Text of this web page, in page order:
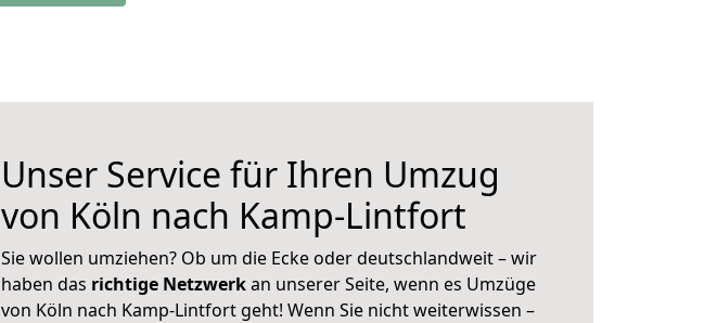
Unser Service für Ihren Umzug
von Köln nach Kamp-Lintfort
Sie wollen umziehen? Ob um die Ecke oder deutschlandweit – wir
haben das richtige Netzwerkan unserer Seite, wenn es Umzüge
von Köln nach Kamp-Lintfort geht! Wenn Sie nicht weiterwissen –